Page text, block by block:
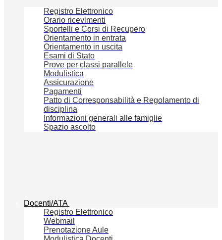
Registro Elettronico
Orario ricevimenti
Sportelli e Corsi di Recupero
Orientamento in entrata
Orientamento in uscita
Esami di Stato
Prove per classi parallele
Modulistica
Assicurazione
Pagamenti
Patto di Corresponsabilità e Regolamento di
disciplina
Informazioni generali alle famiglie
Spazio ascolto
Docenti/ATA
Registro Elettronico
Webmail
Prenotazione Aule